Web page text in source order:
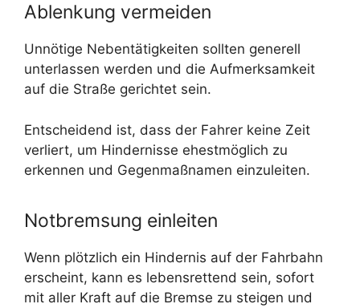
Ablenkung vermeiden
Unnötige Nebentätigkeiten sollten generell
unterlassen werden und die Aufmerksamkeit
auf die Straße gerichtet sein.
Entscheidend ist, dass der Fahrer keine Zeit
verliert, um Hindernisse ehestmöglich zu
erkennen und Gegenmaßnamen einzuleiten.
Notbremsung einleiten
Wenn plötzlich ein Hindernis auf der Fahrbahn
erscheint, kann es lebensrettend sein, sofort
mit aller Kraft auf die Bremse zu steigen und